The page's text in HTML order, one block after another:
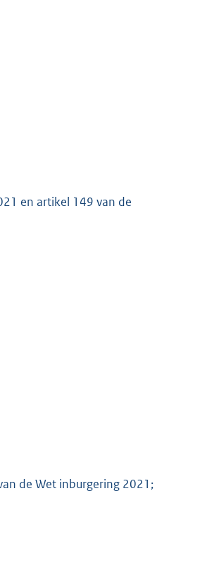
en artikel 149 van de
de Wet inburgering 2021;